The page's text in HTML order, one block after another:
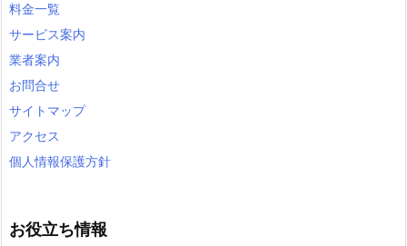
料金一覧
サービス案内
業者案内
お問合せ
サイトマップ
アクセス
個人情報保護方針
お役立ち情報